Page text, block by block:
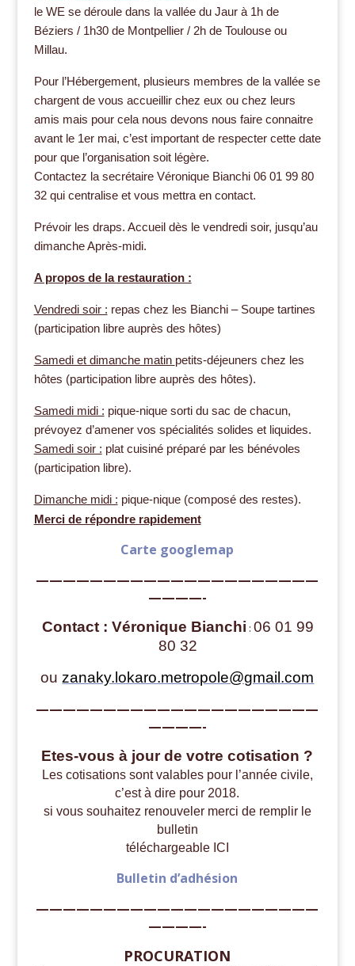
le WE se déroule dans la vallée du Jaur à 1h de
Béziers / 1h30 de Montpellier / 2h de Toulouse ou
Millau.
Pour l’Hébergement, plusieurs membres de la vallée se
chargent de vous accueillir chez eux ou chez leurs
amis mais pour cela nous devons nous faire connaitre
avant le 1er mai, c’est important de respecter cette date
pour que l’organisation soit légère.
Contactez la secrétaire Véronique Bianchi 06 01 99 80
32 qui centralise et vous mettra en contact.
Prévoir les draps. Accueil dès le vendredi soir, jusqu’au
dimanche Après-midi.
A propos de la restauration :
Vendredi soir : repas chez les Bianchi – Soupe tartines
(participation libre auprès des hôtes)
Samedi et dimanche matin petits-déjeuners chez les
hôtes (participation libre auprès des hôtes).
Samedi midi : pique-nique sorti du sac de chacun,
prévoyez d’amener vos spécialités solides et liquides.
Samedi soir : plat cuisiné préparé par les bénévoles
(participation libre).
Dimanche midi : pique-nique (composé des restes).
Merci de répondre rapidement
Carte googlemap
—————————————————————
————-
Contact : Véronique Bianchi :06 01 99
80 32
ouzanaky.lokaro.metropole@gmail.com
—————————————————————
————-
Etes-vous à jour de votre cotisation ?
Les cotisations sont valables pour l’année civile,
c’est à dire pour 2018.
si vous souhaitez renouveler merci de remplir le
bulletin
téléchargeable ICI
Bulletin d’adhésion
—————————————————————
————-
PROCURATION